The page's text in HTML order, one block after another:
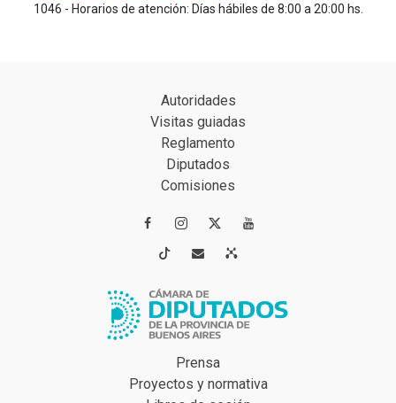
1046 - Horarios de atención: Días hábiles de 8:00 a 20:00 hs.
Autoridades
Visitas guiadas
Reglamento
Diputados
Comisiones
 
 
Prensa
Proyectos y normativa